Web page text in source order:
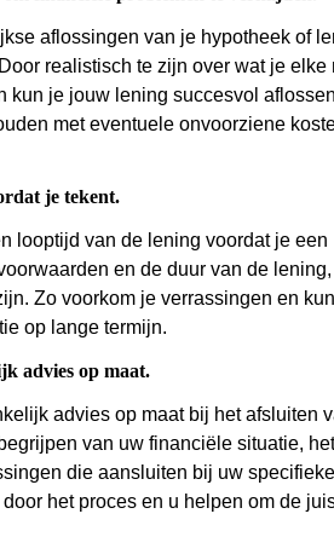
aflossingen van je hypotheek of
realistisch te zijn over wat je elke
kun je jouw lening succesvol
met eventuele onvoorziene
je tekent.
looptijd van de lening voordat je een
en de duur van de
Zo voorkom je verrassingen en
op lange termijn.
advies op maat.
advies op maat bij het afsluiten
van uw financiële situatie,
die aansluiten bij uw
het proces en u helpen om de